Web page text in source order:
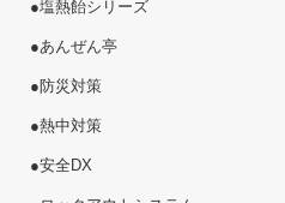
●塩熱飴シリーズ
●あんぜん亭
●防災対策
●熱中対策
●安全DX